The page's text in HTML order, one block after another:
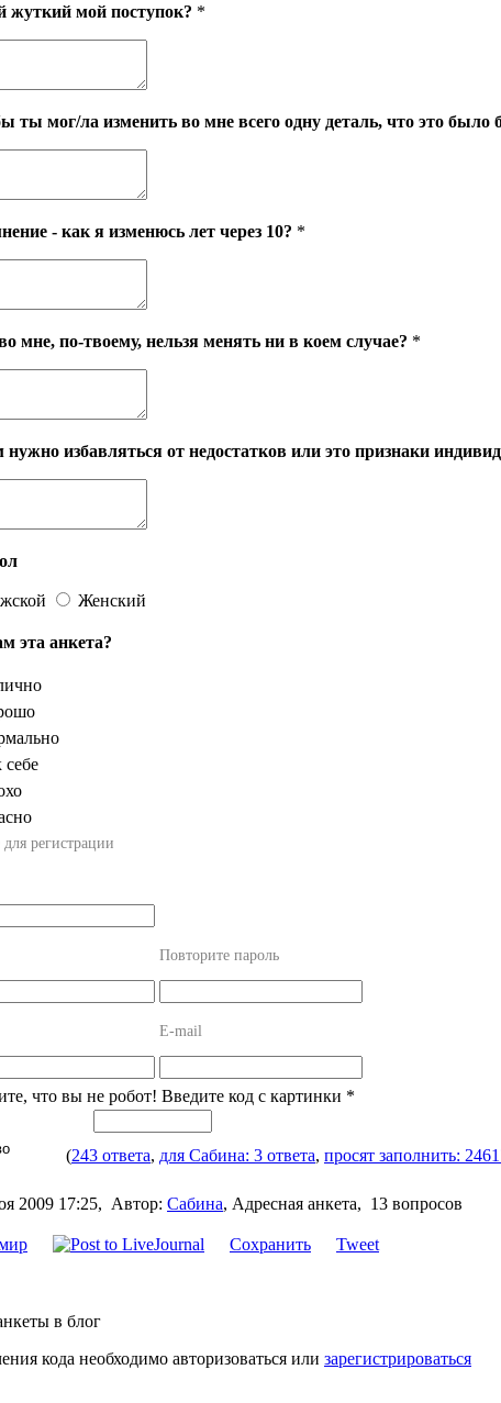
мой поступок? *
ты мог/ла изменить во мне всего одну деталь, что это было
- как я изменюсь лет через 10? *
мне, по-твоему, нельзя менять ни в коем случае? *
избавляться от недостатков или это признаки
Женский
эта анкета?
себе
регистрации
Повторите пароль
E-mail
что вы не робот! Введите код с картинки *
(243 ответа, для Сабина: 3 ответа, просят заполнить:
2009 17:25, Автор: Сабина, Адресная анкета, 13 вопросов
Сохранить Tweet
в блог
кода необходимо авторизоваться или зарегистрироваться